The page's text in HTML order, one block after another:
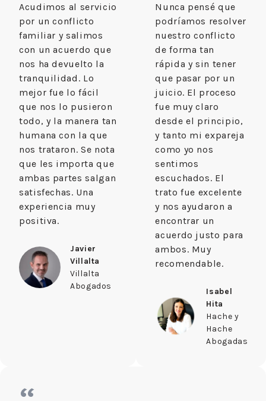
Acudimos al servicio
por un conflicto
familiar y salimos
con un acuerdo que
nos ha devuelto la
tranquilidad. Lo
mejor fue lo fácil
que nos lo pusieron
todo, y la manera tan
humana con la que
nos trataron. Se nota
que les importa que
ambas partes salgan
satisfechas. Una
experiencia muy
positiva.
Javier
Villalta
Villalta
Abogados
Nunca pensé que
podríamos resolver
nuestro conflicto
de forma tan
rápida y sin tener
que pasar por un
juicio. El proceso
fue muy claro
desde el principio,
y tanto mi expareja
como yo nos
sentimos
escuchados. El
trato fue excelente
y nos ayudaron a
encontrar un
acuerdo justo para
ambos. Muy
recomendable.
Isabel
Hita
Hache y
Hache
Abogadas